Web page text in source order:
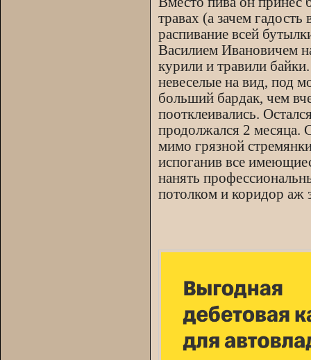
травах (а зачем
распивание всей
Василием Ивановичем
курили и травили
невеселые на вид, под
больший бардак, чем
поотклеивались.
продолжался 2 месяца.
мимо грязной
испоганив все
нанять
потолком и коридор аж